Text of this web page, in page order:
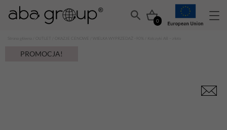
0
OKAZJE CENOWE WIELKA WYPRZEDAŻ -90%
PROMOCJA!